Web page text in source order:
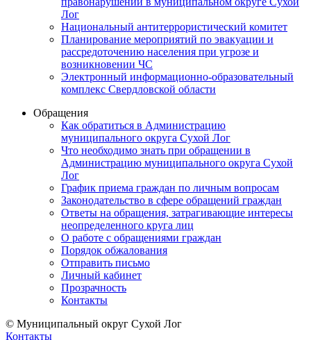
Лог
Национальный антитеррористический комитет
Планирование мероприятий по эвакуации и
рассредоточению населения при угрозе и
возникновении ЧС
Электронный информационно-образовательный
комплекс Свердловской области
Обращения
Как обратиться в Администрацию
муниципального округа Сухой Лог
Что необходимо знать при обращении в
Администрацию муниципального округа Сухой
Лог
График приема граждан по личным вопросам
Законодательство в сфере обращений граждан
Ответы на обращения, затрагивающие интересы
неопределенного круга лиц
О работе с обращениями граждан
Порядок обжалования
Отправить письмо
Личный кабинет
Прозрачность
Контакты
© Муниципальный округ Сухой Лог
Контакты